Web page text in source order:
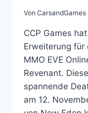
Von CarsandGames
CCP Games
Erweiterung
MMO EVE
Revenant.
spannende
am 12.